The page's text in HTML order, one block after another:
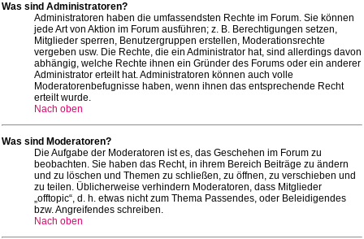
Was sind Administratoren?
Administratoren haben die umfassendsten Rechte im Forum. Sie können
jede Art von Aktion im Forum ausführen; z. B. Berechtigungen setzen,
Mitglieder sperren, Benutzergruppen erstellen, Moderationsrechte
vergeben usw. Die Rechte, die ein Administrator hat, sind allerdings davon
abhängig, welche Rechte ihnen ein Gründer des Forums oder ein anderer
Administrator erteilt hat. Administratoren können auch volle
Moderatorenbefugnisse haben, wenn ihnen das entsprechende Recht
erteilt wurde.
Nach oben
Was sind Moderatoren?
Die Aufgabe der Moderatoren ist es, das Geschehen im Forum zu
beobachten. Sie haben das Recht, in ihrem Bereich Beiträge zu ändern
und zu löschen und Themen zu schließen, zu öffnen, zu verschieben und
zu teilen. Üblicherweise verhindern Moderatoren, dass Mitglieder
„offtopic“, d. h. etwas nicht zum Thema Passendes, oder Beleidigendes
bzw. Angreifendes schreiben.
Nach oben